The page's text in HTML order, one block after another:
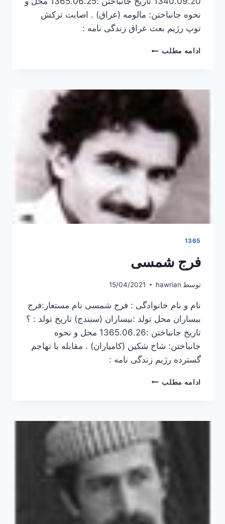
نحوه جانباختن: مالومه (عراق) . اصابت ترکش
توپ رژیم بعث عراق زندگی نامه :
ادامه مطلب پروین
1365
فرج شمسی
توسط hawrian
15/04/2021
نام و نام خانوادگی : فرج شمسی نام مستعار:فرج
بیساران محل تولد :بیساران (سنندج) تاریخ تولد : ؟
تاریخ جانباختن :1365.06.26 محل و نحوه
جانباختن: شاخ شکین (کامیاران) . مقابله با تهاجم
گسترده رژیم زندگی نامه :
ادامه مطلب فرج